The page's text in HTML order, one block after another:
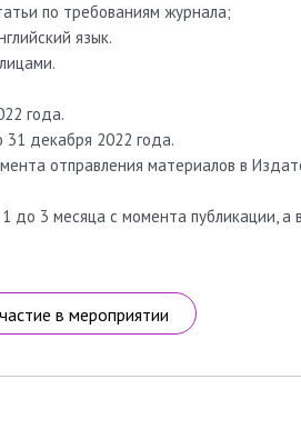
по требованиям журнала;
язык.
года.
декабря 2022 года.
отправления материалов в
3 месяца с момента публикации, а
в мероприятии